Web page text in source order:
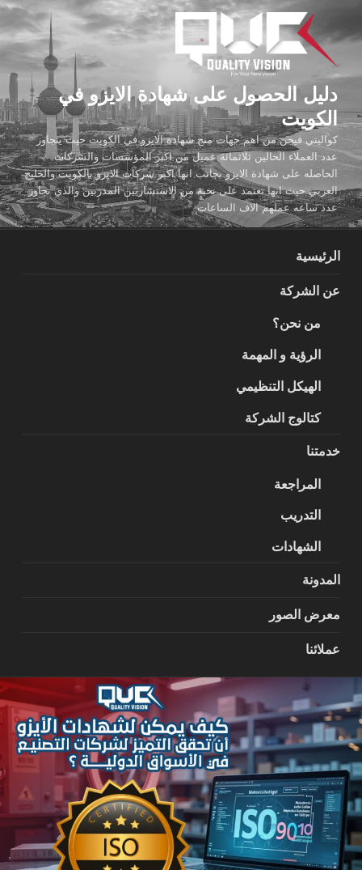
المحتوى
دليل الحصول على شهادة الايزو في
الكويت
كواليتي فيجن من اهم جهات منح شهادة الايزو في الكويت حيث يتجاوز
عدد العملاء الحالين ثلاثمائة عميل من اكبر المؤسسات والشركات
الحاصله على شهادة الايزو بجانب انها اكبر شركات الايزو بالكويت والخليج
العربي حيث انها تعتمد على نخبة من الاستشاريين المدربين والذي تجاوز
عدد ساعه عملهم الاف الساعات
الرئيسية
عن الشركة
من نحن؟
الرؤية و المهمة
الهيكل التنظيمي
كتالوج الشركة
خدمتنا
المراجعة
التدريب
الشهادات
المدونة
معرض الصور
عملائنا